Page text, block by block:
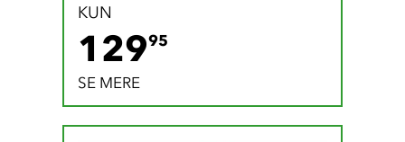
KUN
12995
SE MERE